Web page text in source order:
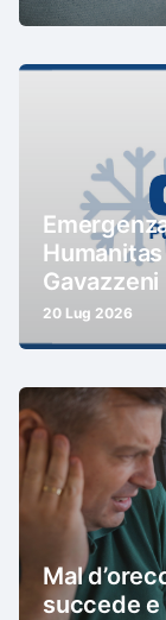
Gavazzeni
20 Lug 2026
Mal
succede